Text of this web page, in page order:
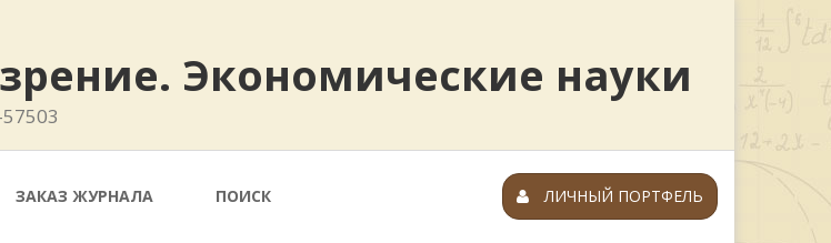
Экономические науки
ЗАКАЗ ЖУРНАЛА ПОИСК ЛИЧНЫЙ ПОРТФЕЛЬ